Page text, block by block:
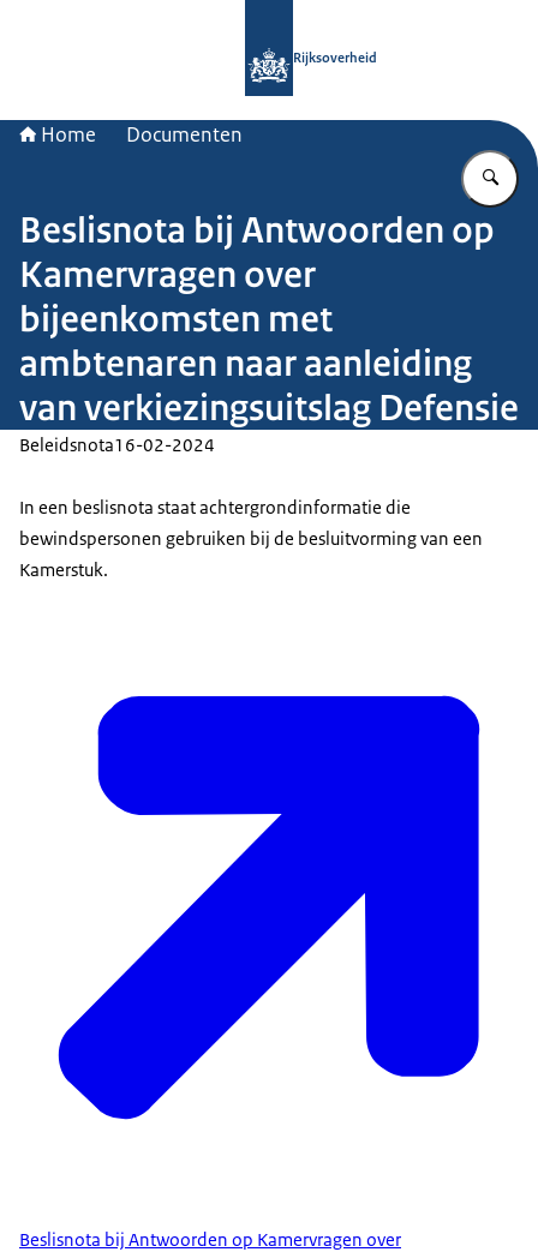
Rijksoverheid
Home Documenten
Beslisnota bij Antwoorden op
Kamervragen over
bijeenkomsten met
ambtenaren naar aanleiding
van verkiezingsuitslag Defensie
Beleidsnota16-02-2024
In een beslisnota staat achtergrondinformatie die
bewindspersonen gebruiken bij de besluitvorming van een
Kamerstuk.
Beslisnota bij Antwoorden op Kamervragen over